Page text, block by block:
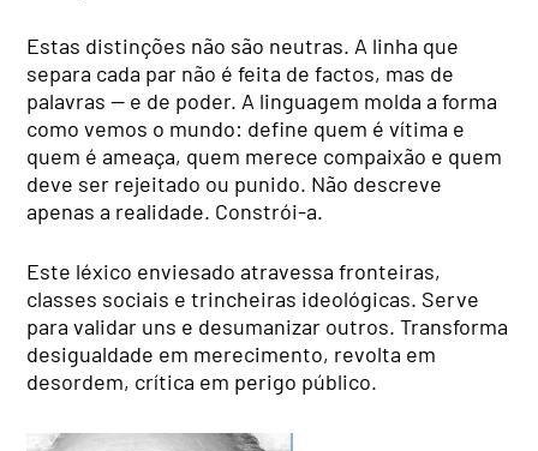
Estas distinções não são neutras. A linha que
separa cada par não é feita de factos, mas de
palavras — e de poder. A linguagem molda a forma
como vemos o mundo: define quem é vítima e
quem é ameaça, quem merece compaixão e quem
deve ser rejeitado ou punido. Não descreve
apenas a realidade. Constrói-a.
Este léxico enviesado atravessa fronteiras,
classes sociais e trincheiras ideológicas. Serve
para validar uns e desumanizar outros. Transforma
desigualdade em merecimento, revolta em
desordem, crítica em perigo público.